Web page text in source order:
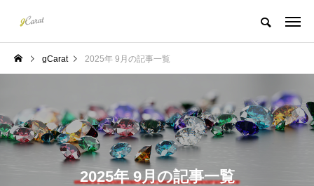
gCarat 2025年 9月の記事一覧
2025年 9月の記事一覧